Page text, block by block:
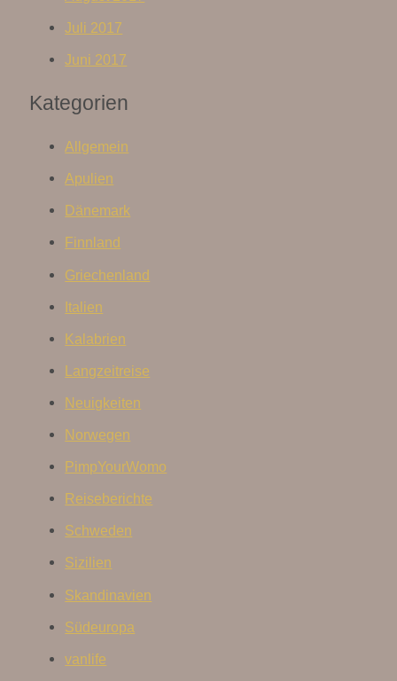
Juli 2017
Juni 2017
Kategorien
Allgemein
Apulien
Dänemark
Finnland
Griechenland
Italien
Kalabrien
Langzeitreise
Neuigkeiten
Norwegen
PimpYourWomo
Reiseberichte
Schweden
Sizilien
Skandinavien
Südeuropa
vanlife